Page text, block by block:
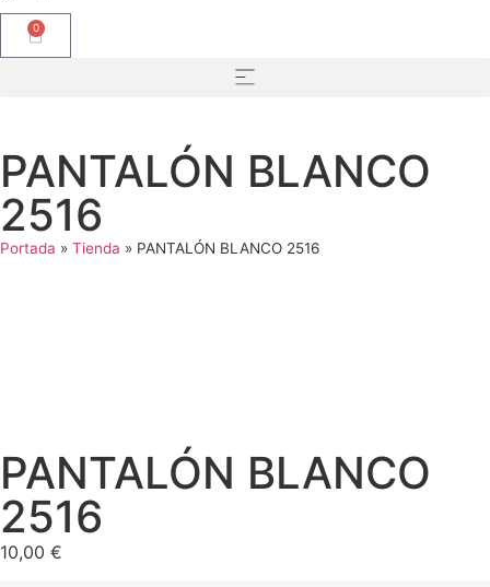
0
PANTALÓN BLANCO
2516
Portada » Tienda » PANTALÓN BLANCO 2516
PANTALÓN BLANCO
2516
10,00 €